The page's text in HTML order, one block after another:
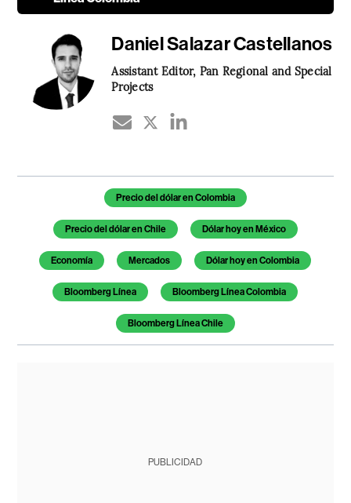
Daniel Salazar Castellanos
Assistant Editor, Pan Regional and Special
Projects
Temas de este artículoPrecio del dólar en Colombia
Precio del dólar en Chile Dólar hoy en México
Economía Mercados Dólar hoy en Colombia
Bloomberg Línea Bloomberg Línea Colombia
Bloomberg Línea Chile
PUBLICIDAD